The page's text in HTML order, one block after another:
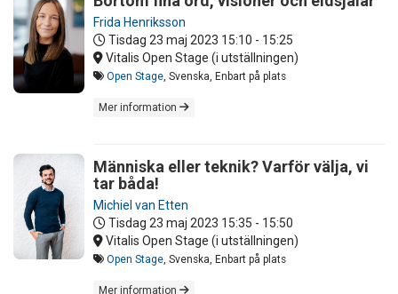
Frida Henriksson
Tisdag 23 maj 2023 15:10 - 15:25
Vitalis Open Stage (i utställningen)
Open Stage , Svenska, Enbart på plats
Mer information
Människa eller teknik? Varför välja, vi
tar båda!
Michiel van Etten
Tisdag 23 maj 2023 15:35 - 15:50
Vitalis Open Stage (i utställningen)
Open Stage , Svenska, Enbart på plats
Mer information